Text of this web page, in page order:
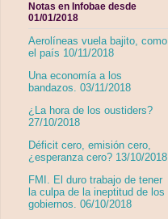
Notas en Infobae desde
01/01/2018
Aerolíneas vuela bajito, como
el país 10/11/2018
Una economía a los
bandazos. 03/11/2018
¿La hora de los oustiders?
27/10/2018
Déficit cero, emisión cero,
¿esperanza cero? 13/10/2018
FMI. El duro trabajo de tener
la culpa de la ineptitud de los
gobiernos. 06/10/2018